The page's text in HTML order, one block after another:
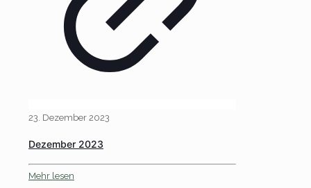
23. Dezember 2023
Dezember 2023
Mehr lesen